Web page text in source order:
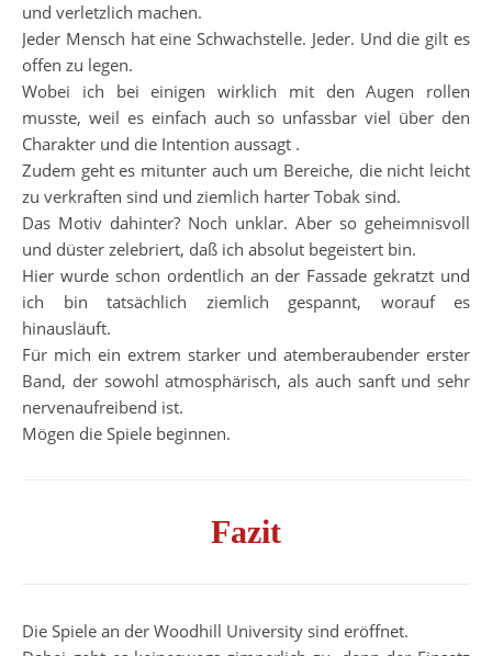
und verletzlich machen.
Jeder Mensch hat eine Schwachstelle. Jeder. Und die gilt es
offen zu legen.
Wobei ich bei einigen wirklich mit den Augen rollen
musste, weil es einfach auch so unfassbar viel über den
Charakter und die Intention aussagt .
Zudem geht es mitunter auch um Bereiche, die nicht leicht
zu verkraften sind und ziemlich harter Tobak sind.
Das Motiv dahinter? Noch unklar. Aber so geheimnisvoll
und düster zelebriert, daß ich absolut begeistert bin.
Hier wurde schon ordentlich an der Fassade gekratzt und
ich bin tatsächlich ziemlich gespannt, worauf es
hinausläuft.
Für mich ein extrem starker und atemberaubender erster
Band, der sowohl atmosphärisch, als auch sanft und sehr
nervenaufreibend ist.
Mögen die Spiele beginnen.
Fazit
Die Spiele an der Woodhill University sind eröffnet.